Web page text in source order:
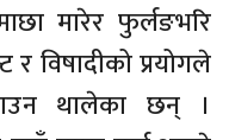
मारेर फुर्लङभरि
विषादीको प्रयोगले
थालेका छन् ।